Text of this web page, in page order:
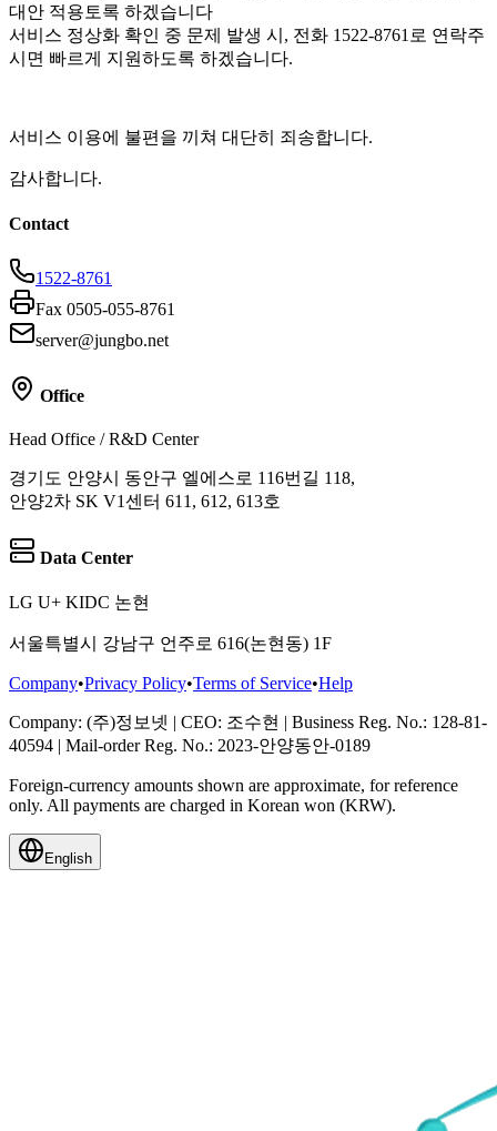
대안 적용토록 하겠습니다
서비스 정상화 확인 중 문제 발생 시, 전화 1522-8761로 연락주
시면 빠르게 지원하도록 하겠습니다.
서비스 이용에 불편을 끼쳐 대단히 죄송합니다.
감사합니다.
Contact
1522-8761
Fax 0505-055-8761
server@jungbo.net
Office
Head Office / R&D Center
경기도 안양시 동안구 엘에스로 116번길 118,
안양2차 SK V1센터 611, 612, 613호
Data Center
LG U+ KIDC 논현
서울특별시 강남구 언주로 616(논현동) 1F
Company•Privacy Policy•Terms of Service•Help
Company: (주)정보넷 | CEO: 조수현 | Business Reg. No.: 128-81-
40594 | Mail-order Reg. No.: 2023-안양동안-0189
Foreign-currency amounts shown are approximate, for reference
only. All payments are charged in Korean won (KRW).
English